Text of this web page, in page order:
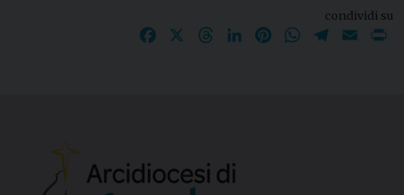
condividi su
Facebook ThreadsLinkedInPinterestWhatsApp
Telegram
Email